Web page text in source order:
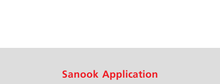
Sanook Application